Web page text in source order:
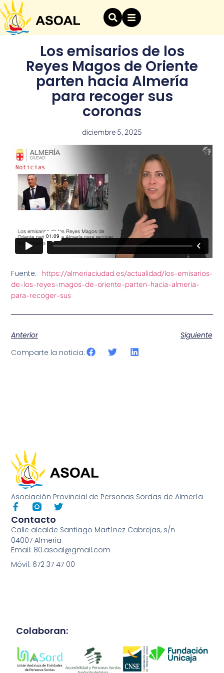
Los emisarios de los
Reyes Magos de Oriente
parten hacia Almería
para recoger sus
coronas
diciembre 5, 2025
Fuente:
https://almeriaciudad.es/actualidad/los-emisarios-
de-los-reyes-magos-de-oriente-parten-hacia-almeria-
para-recoger-sus
Anterior
Siguiente
Comparte la noticia:
Asociación Provincial de Personas Sordas de Almería
Contacto
Calle alcalde Santiago Martínez Cabrejas, s/n
04007 Almeria
Email: 80.asoal@gmail.com
Móvil: 672 37 47 00
Colaboran: